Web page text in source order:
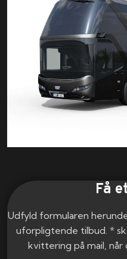
Få
Udfyld formularen
uforpligtende tilbud. *
kvittering på mail,